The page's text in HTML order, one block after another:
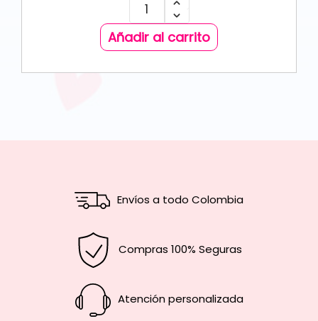
Añadir al carrito
Envíos a todo Colombia
Compras 100% Seguras
Atención personalizada